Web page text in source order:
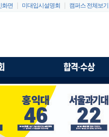
화면 | 미대입시설명회 | 캠퍼스 전체보기